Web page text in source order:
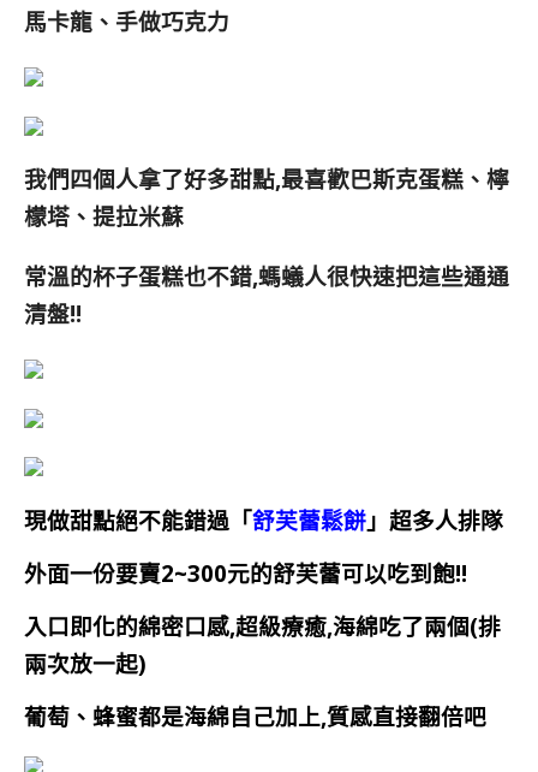
馬卡龍、手做巧克力
我們四個人拿了好多甜點,最喜歡巴斯克蛋糕、檸
檬塔、提拉米蘇
常溫的杯子蛋糕也不錯,螞蟻人很快速把這些通通
清盤!!
現做甜點絕不能錯過「舒芙蕾鬆餅 」超多人排隊
外面一份要賣2~300元的舒芙蕾可以吃到飽!!
入口即化的綿密口感,超級療癒,海綿吃了兩個(排
兩次放一起)
葡萄、蜂蜜都是海綿自己加上,質感直接翻倍吧